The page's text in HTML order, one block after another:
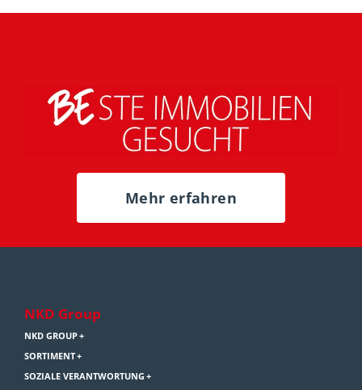
Mehr erfahren
NKD Group
NKD GROUP
SORTIMENT
SOZIALE VERANTWORTUNG